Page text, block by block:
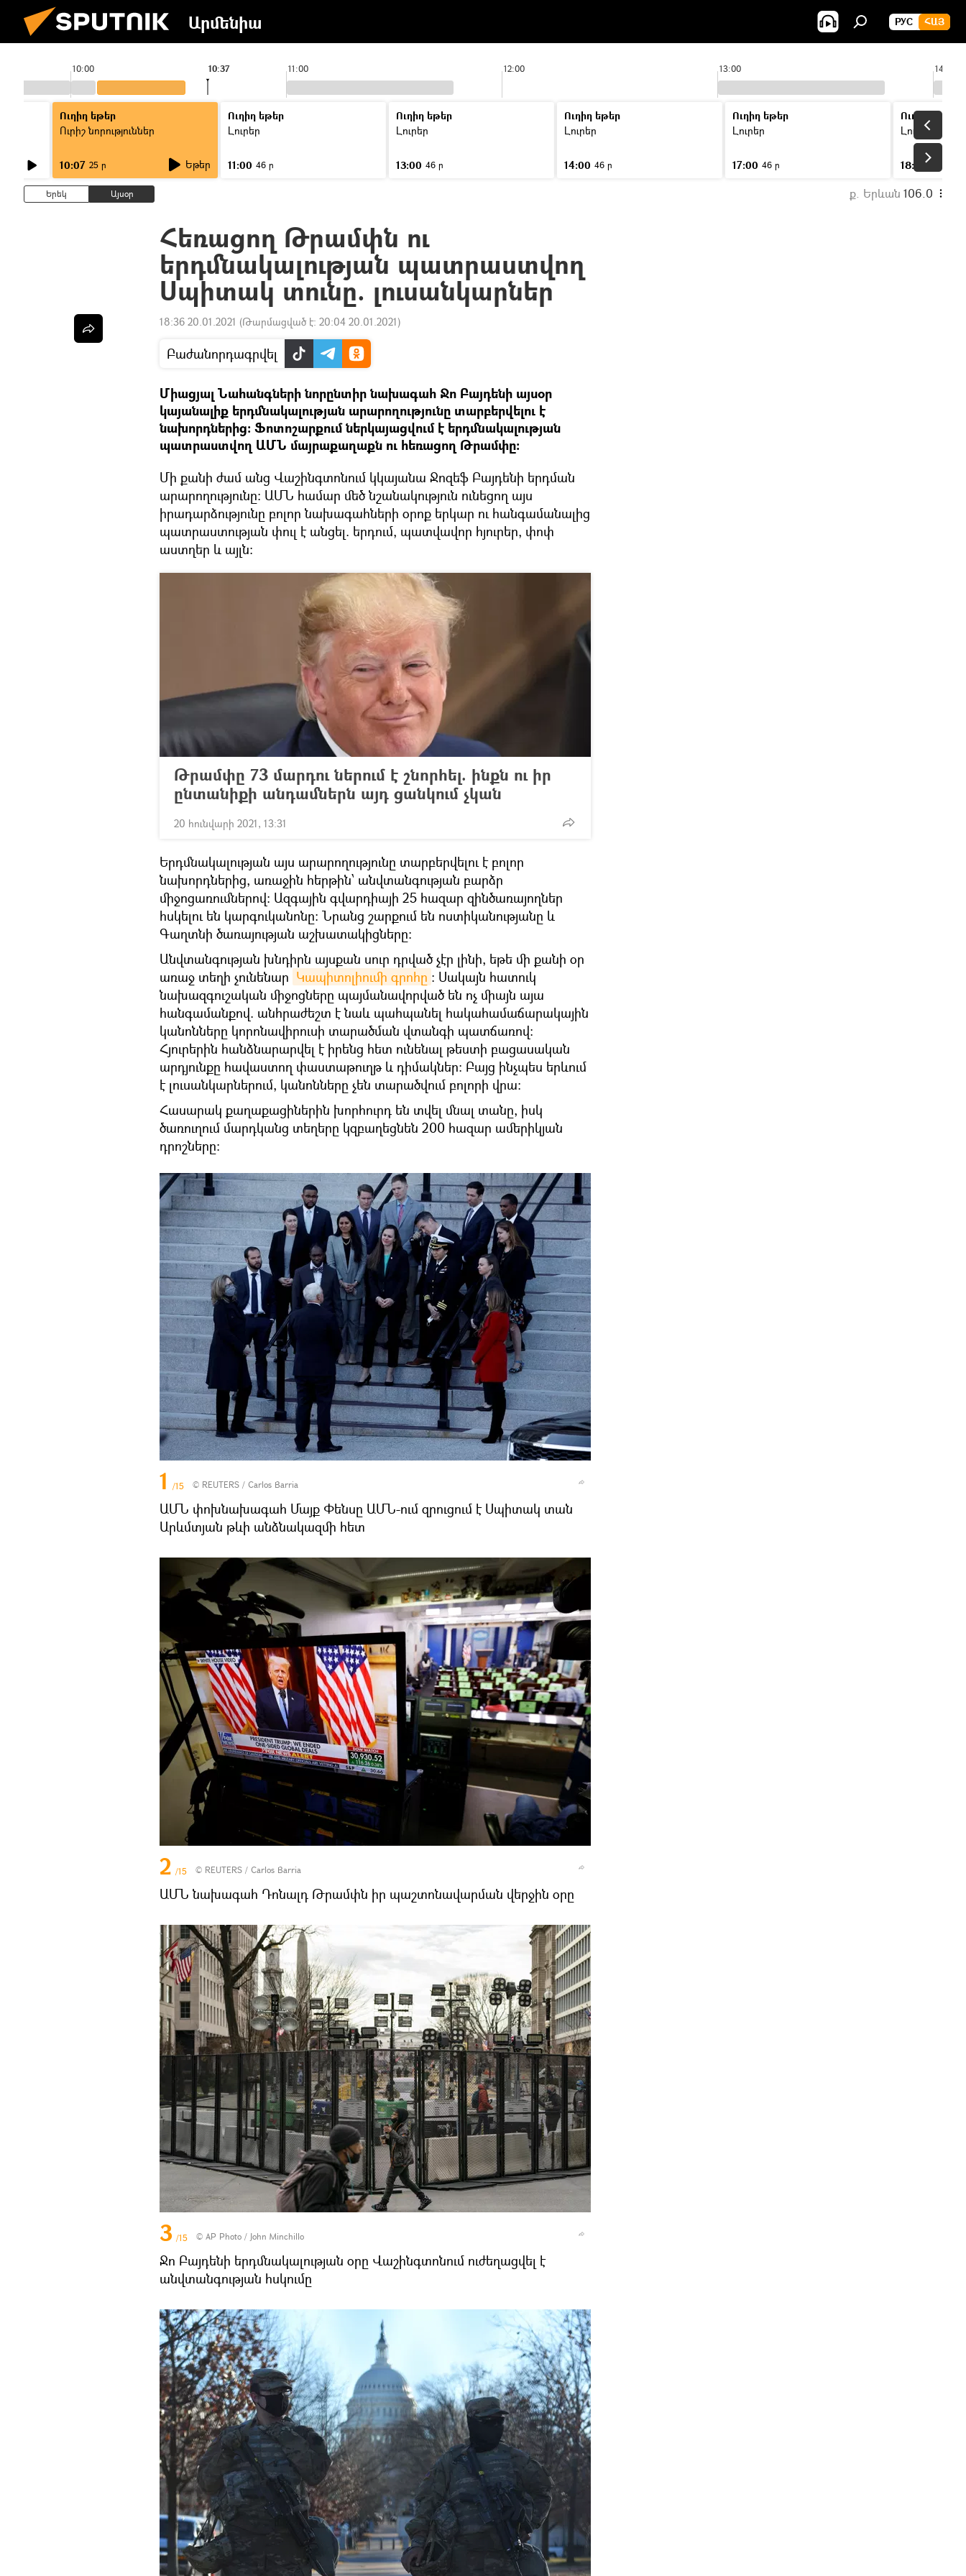
Արմենիա РУС ՀԱՅ
10:00 11:00 12:00 13:00 14:00
10:37
Ուղիղ եթեր
Ուրիշ նորություններ
10:07 25 ր Եթեր
Ուղիղ եթեր
Լուրեր
11:00 46 ր
Ուղիղ եթեր
Լուրեր
13:00 46 ր
Ուղիղ եթեր
Լուրեր
14:00 46 ր
Ուղիղ եթեր
Լուրեր
17:00 46 ր
Ուղիղ եթեր
Լուրեր
18:00
Երեկ Այսօր ք. Երևան 106.0
Հեռացող Թրամփն ու
երդմնակալության պատրաստվող
Սպիտակ տունը. լուսանկարներ
18:36 20.01.2021 (Թարմացված է: 20:04 20.01.2021)
Բաժանորդագրվել
Միացյալ Նահանգների նորընտիր նախագահ Ջո Բայդենի այսօր
կայանալիք երդմնակալության արարողությունը տարբերվելու է
նախորդներից։ Ֆոտոշարքում ներկայացվում է երդմնակալության
պատրաստվող ԱՄՆ մայրաքաղաքն ու հեռացող Թրամփը։
Մի քանի ժամ անց Վաշինգտոնում կկայանա Ջոզեֆ Բայդենի երդման
արարողությունը։ ԱՄՆ համար մեծ նշանակություն ունեցող այս
իրադարձությունը բոլոր նախագահների օրոք երկար ու հանգամանալից
պատրաստության փուլ է անցել. երդում, պատվավոր հյուրեր, փոփ
աստղեր և այլն։
Թրամփը 73 մարդու ներում է շնորհել. ինքն ու իր
ընտանիքի անդամներն այդ ցանկում չկան
20 հունվարի 2021, 13:31
Երդմնակալության այս արարողությունը տարբերվելու է բոլոր
նախորդներից, առաջին հերթին՝ անվտանգության բարձր
միջոցառումներով։ Ազգային գվարդիայի 25 հազար զինծառայողներ
հսկելու են կարգուկանոնը։ Նրանց շարքում են ոստիկանությանը և
Գաղտնի ծառայության աշխատակիցները:
Անվտանգության խնդիրն այսքան սուր դրված չէր լինի, եթե մի քանի օր
առաջ տեղի չունենար Կապիտոլիումի գրոհը ։ Սակայն հատուկ
նախազգուշական միջոցները պայմանավորված են ոչ միայն այա
հանգամանքով. անհրաժեշտ է նաև պահպանել հակահամաճարակային
կանոնները կորոնավիրուսի տարածման վտանգի պատճառով։
Հյուրերին հանձնարարվել է իրենց հետ ունենալ թեստի բացասական
արդյունքը հավաստող փաստաթուղթ և դիմակներ։ Բայց ինչպես երևում
է լուսանկարներում, կանոնները չեն տարածվում բոլորի վրա:
Հասարակ քաղաքացիներին խորհուրդ են տվել մնալ տանը, իսկ
ծառուղում մարդկանց տեղերը կզբաղեցնեն 200 հազար ամերիկյան
դրոշները։
1 /15 © REUTERS / Carlos Barria
ԱՄՆ փոխնախագահ Մայք Փենսը ԱՄՆ-ում զրուցում է Սպիտակ տան
Արևմտյան թևի անձնակազմի հետ
2 /15 © REUTERS / Carlos Barria
ԱՄՆ նախագահ Դոնալդ Թրամփն իր պաշտոնավարման վերջին օրը
3 /15 © AP Photo / John Minchillo
Ջո Բայդենի երդմնակալության օրը Վաշինգտոնում ուժեղացվել է
անվտանգության հսկումը